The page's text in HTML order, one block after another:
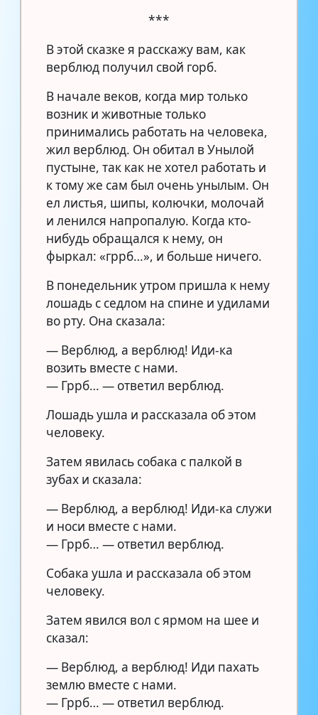
***
В этой сказке я расскажу вам, как
верблюд получил свой горб.
В начале веков, когда мир только
возник и животные только
принимались работать на человека,
жил верблюд. Он обитал в Унылой
пустыне, так как не хотел работать и
к тому же сам был очень унылым. Он
ел листья, шипы, колючки, молочай
и ленился напропалую. Когда кто-
нибудь обращался к нему, он
фыркал: «гррб…», и больше ничего.
В понедельник утром пришла к нему
лошадь с седлом на спине и удилами
во рту. Она сказала:
— Верблюд, а верблюд! Иди-ка
возить вместе с нами.
— Гррб… — ответил верблюд.
Лошадь ушла и рассказала об этом
человеку.
Затем явилась собака с палкой в
зубах и сказала:
— Верблюд, а верблюд! Иди-ка служи
и носи вместе с нами.
— Гррб… — ответил верблюд.
Собака ушла и рассказала об этом
человеку.
Затем явился вол с ярмом на шее и
сказал:
— Верблюд, а верблюд! Иди пахать
землю вместе с нами.
— Гррб… — ответил верблюд.